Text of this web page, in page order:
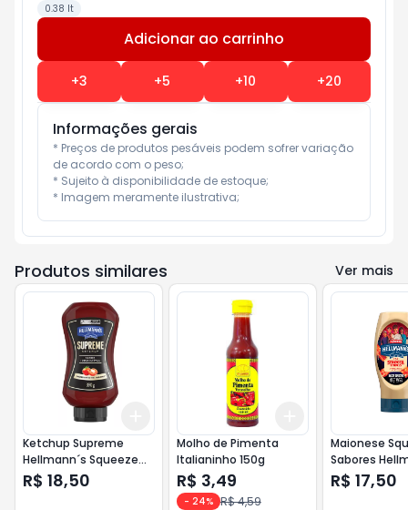
0.38 lt
Adicionar ao carrinho
+3 +5 +10 +20
Informações gerais
* Preços de produtos pesáveis podem sofrer variação
de acordo com o peso;
* Sujeito à disponibilidade de estoque;
* Imagem meramente ilustrativa;
Produtos similares Ver mais
10
Ketchup Supreme
Hellmann´s Squeeze
390g
R$ 18,50
10
Molho de Pimenta
Italianinho 150g
R$ 3,49
- 24% R$ 4,59
Maionese
Sabores
335g Bacon
Limitada
R$ 17,50